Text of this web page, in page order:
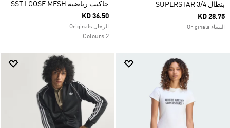
بنطال SUPERSTAR 3/4
KD 28.75
النساء Originals
جاكيت رياضية SST LOOSE MESH
KD 36.50
الرجال Originals
2 Colours